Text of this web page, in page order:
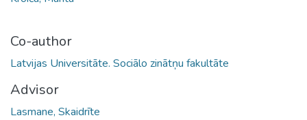
Co-author
Latvijas Universitāte. Sociālo zinātņu fakultāte
Advisor
Lasmane, Skaidrīte